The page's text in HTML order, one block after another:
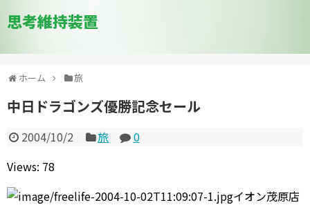
思考維持装置
ホーム 旅
中日ドラゴンズ優勝記念セール
2004/10/2 旅
0
Views: 78
イオン茂原店